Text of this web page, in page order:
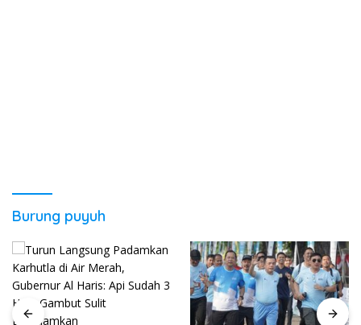
Burung puyuh